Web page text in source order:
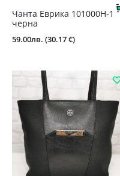
Чанта Еврика 101000Н-1
черна
59.00лв. (30.17 €)